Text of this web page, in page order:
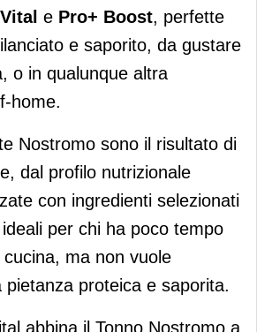
e Pro+ Boost, perfette
e saporito, da gustare
o in qualunque altra
home.
Nostromo sono il risultato di
dal profilo nutrizionale
con ingredienti selezionati
per chi ha poco tempo
ma non vuole
pietanza proteica e saporita.
abbina il Tonno Nostromo a